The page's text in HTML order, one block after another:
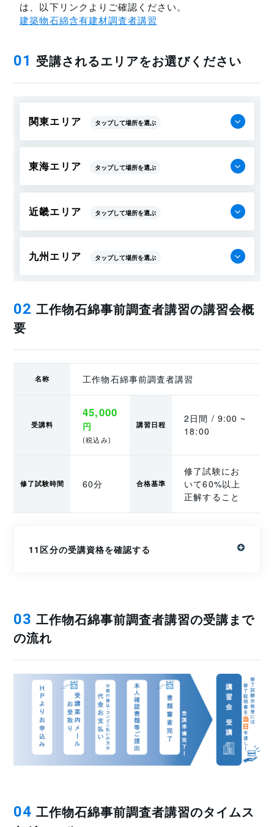
は、以下リンクよりご確認ください。
建築物石綿含有建材調査者講習
01 受講されるエリアをお選びください
関東エリア
東海エリア
近畿エリア
九州エリア
02 工作物石綿事前調査者講習の講習会概
要
名称 工作物石綿事前調査者講習
受講料
45,000
円
(税込み)
講習日程
2日間 / 9:00 ~
18:00
修了試験時間 60分 合格基準
修了試験にお
いて60%以上
正解すること
11区分の受講資格を確認する
03 工作物石綿事前調査者講習の受講まで
の流れ
04 工作物石綿事前調査者講習のタイムス